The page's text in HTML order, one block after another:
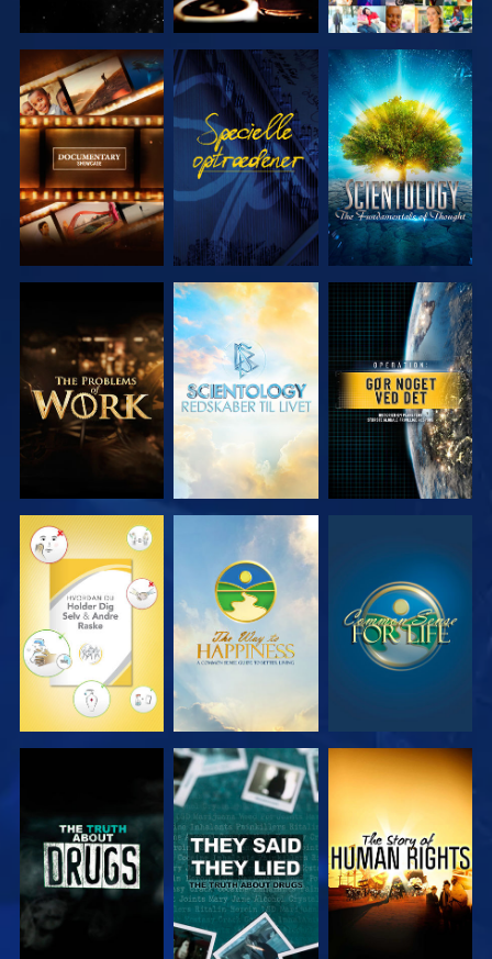
UDFORSK
SERIEN
SE
UDFORSK
SERIEN
UDFORSK
SERIEN
UDFORSK
SERIEN
SE
SE SE SE
SE SE